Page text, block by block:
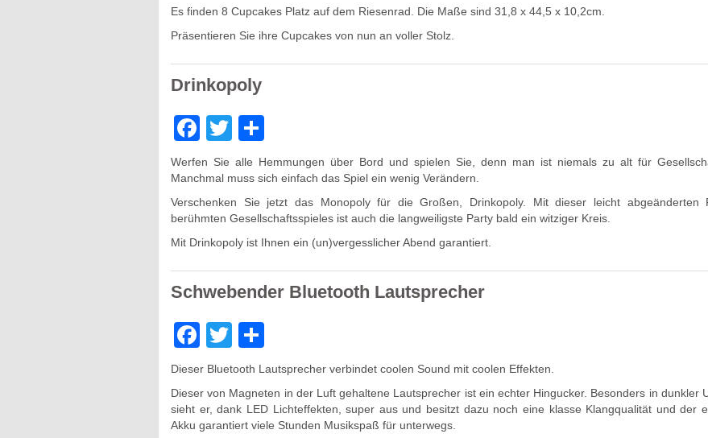
Es finden 8 Cupcakes Platz auf dem Riesenrad. Die Maße sind 31,8 x 44,5 x 10,2cm.
Präsentieren Sie ihre Cupcakes von nun an voller Stolz.
Drinkopoly
Facebook
Twitter
Werfen Sie alle Hemmungen über Bord und spielen Sie, denn man ist niemals zu alt für
Manchmal muss sich einfach das Spiel ein wenig Verändern.
Verschenken Sie jetzt das Monopoly für die Großen, Drinkopoly. Mit dieser leicht abgeänderten
berühmten Gesellschaftsspieles ist auch die langweiligste Party bald ein witziger Kreis.
Mit Drinkopoly ist Ihnen ein (un)vergesslicher Abend garantiert.
Schwebender Bluetooth Lautsprecher
Facebook
Twitter
Dieser Bluetooth Lautsprecher verbindet coolen Sound mit coolen Effekten.
Dieser von Magneten in der Luft gehaltene Lautsprecher ist ein echter Hingucker. Besonders in dunkler
sieht er, dank LED Lichteffekten, super aus und besitzt dazu noch eine klasse Klangqualität und der
Akku garantiert viele Stunden Musikspaß für unterwegs.